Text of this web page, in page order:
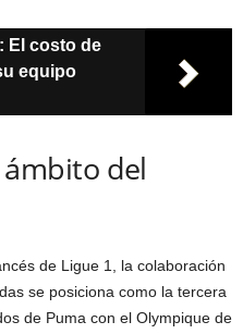
El costo de
equipo
del
de Ligue 1, la colaboración
se posiciona como la tercera
de Puma con el Olympique de